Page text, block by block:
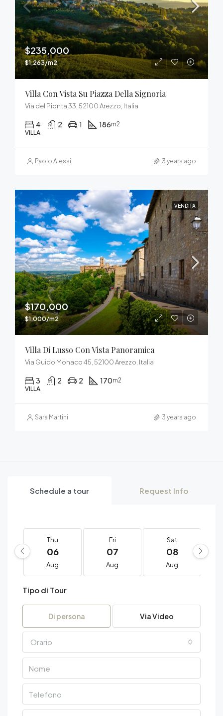
$235,000
$1,263/m2
Villa Con Vista Su Piazza Della Signoria
Via del Pionta 33, 52100 Arezzo, Italia
4 2 1 186m2
VILLA
Paolo Alessi 3 years ago
VENDITA
$170,000
$1,000/m2
Villa Di Lusso Con Vista Panoramica
Via Guido Monaco 45, 52100 Arezzo, Italia
3 2 2 170m2
VILLA
Sara Martini 3 years ago
Schedule a tour Request Info
Thu
06
Aug
Fri
07
Aug
Sat
08
Aug
Tipo di Tour
Di persona Via Video
Orario